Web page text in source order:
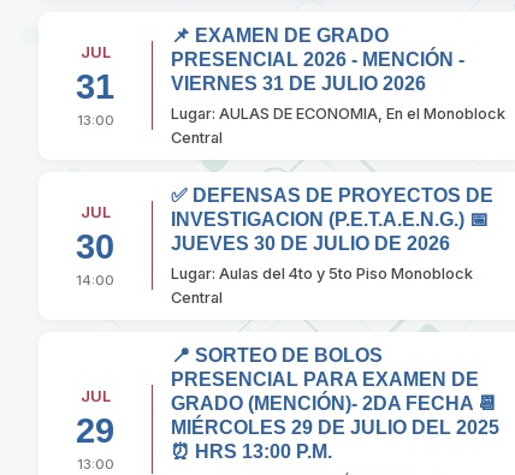
JUL
31
13:00
📌 EXAMEN DE GRADO
PRESENCIAL 2026 - MENCIÓN -
VIERNES 31 DE JULIO 2026
Lugar: AULAS DE ECONOMIA, En el Monoblock
Central
JUL
30
14:00
✅ DEFENSAS DE PROYECTOS DE
INVESTIGACION (P.E.T.A.E.N.G.) 📅
JUEVES 30 DE JULIO DE 2026
Lugar: Aulas del 4to y 5to Piso Monoblock
Central
JUL
29
13:00
📍 SORTEO DE BOLOS
PRESENCIAL PARA EXAMEN DE
GRADO (MENCIÓN)- 2DA FECHA 📆
MIÉRCOLES 29 DE JULIO DEL 2025
⏰ HRS 13:00 P.M.